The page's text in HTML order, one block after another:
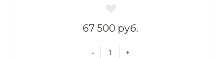
67 500 руб.
- +